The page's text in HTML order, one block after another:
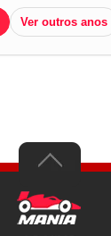
Ver outros anos